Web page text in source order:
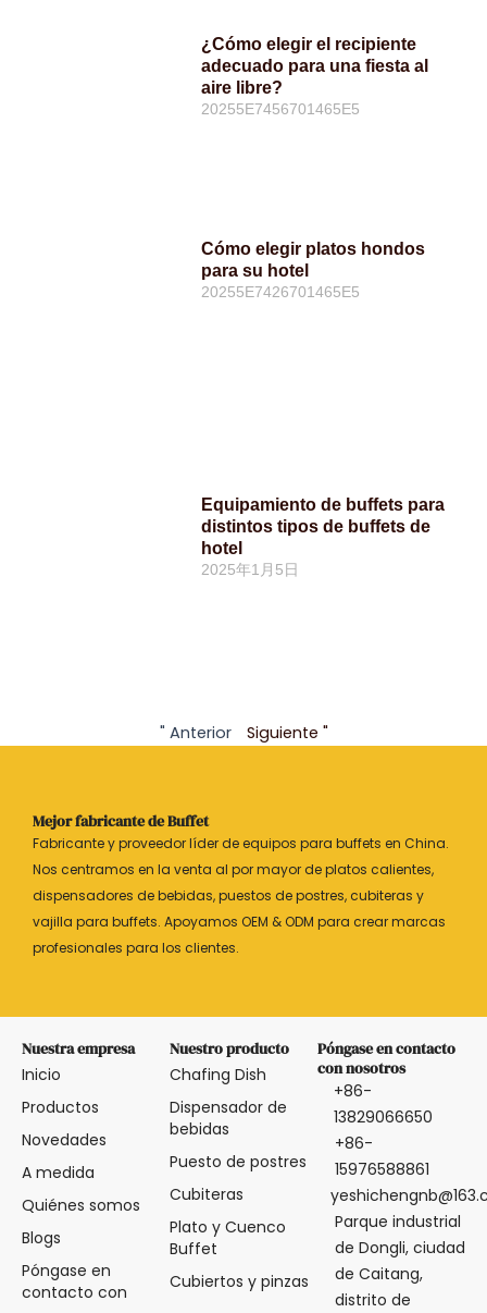
¿Cómo elegir el recipiente
adecuado para una fiesta al
aire libre?
20255E7456701465E5
Cómo elegir platos hondos
para su hotel
20255E7426701465E5
Equipamiento de buffets para
distintos tipos de buffets de
hotel
2025年1月5日
" Anterior Siguiente "
Mejor fabricante de Buffet
Fabricante y proveedor líder de equipos para buffets en China.
Nos centramos en la venta al por mayor de platos calientes,
dispensadores de bebidas, puestos de postres, cubiteras y
vajilla para buffets. Apoyamos OEM & ODM para crear marcas
profesionales para los clientes.
Nuestra empresa
Inicio
Productos
Novedades
A medida
Quiénes somos
Blogs
Póngase en
contacto con
Nuestro producto
Chafing Dish
Dispensador de
bebidas
Puesto de postres
Cubiteras
Plato y Cuenco
Buffet
Cubiertos y pinzas
Póngase en contacto
con nosotros
+86-
13829066650
+86-
15976588861
Parque industrial
de Dongli, ciudad
de Caitang,
distrito de